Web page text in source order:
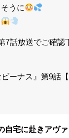
うに
7話放送でご確認
ーナス』第9話
自宅に赴きアヴ